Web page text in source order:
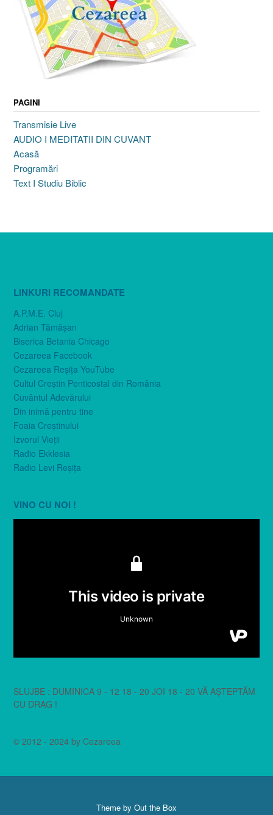
PAGINI
Transmisie Live
AUDIO I MEDITATII DIN CUVANT
Acasă
Programări
Text I Studiu Biblic
LINKURI RECOMANDATE
A.P.M.E. Cluj
Adrian Tămăşan
Biserica Betania Chicago
Cezareea Facebook
Cezareea Reşiţa YouTube
Cultul Creştin Penticostal din România
Cuvântul Adevărului
Din inimă pentru tine
Foaia Creştinului
Izvorul Vieţii
Radio Ekklesia
Radio Levi Reşiţa
VINO CU NOI !
SLUJBE : DUMINICA 9 - 12 18 - 20 JOI 18 - 20 VĂ AȘTEPTĂM
CU DRAG !
© 2012 - 2024 by Cezareea
Theme by Out the Box